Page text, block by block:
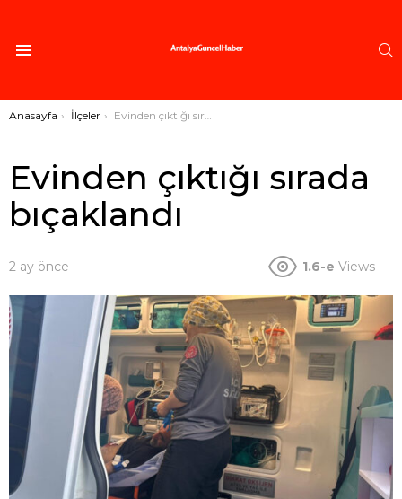
Buradasınız:
Anasayfa İlçeler Evinden çıktığı sırada bıçaklandı
Evinden çıktığı sırada
bıçaklandı
2 ay önce 1.6-e Views